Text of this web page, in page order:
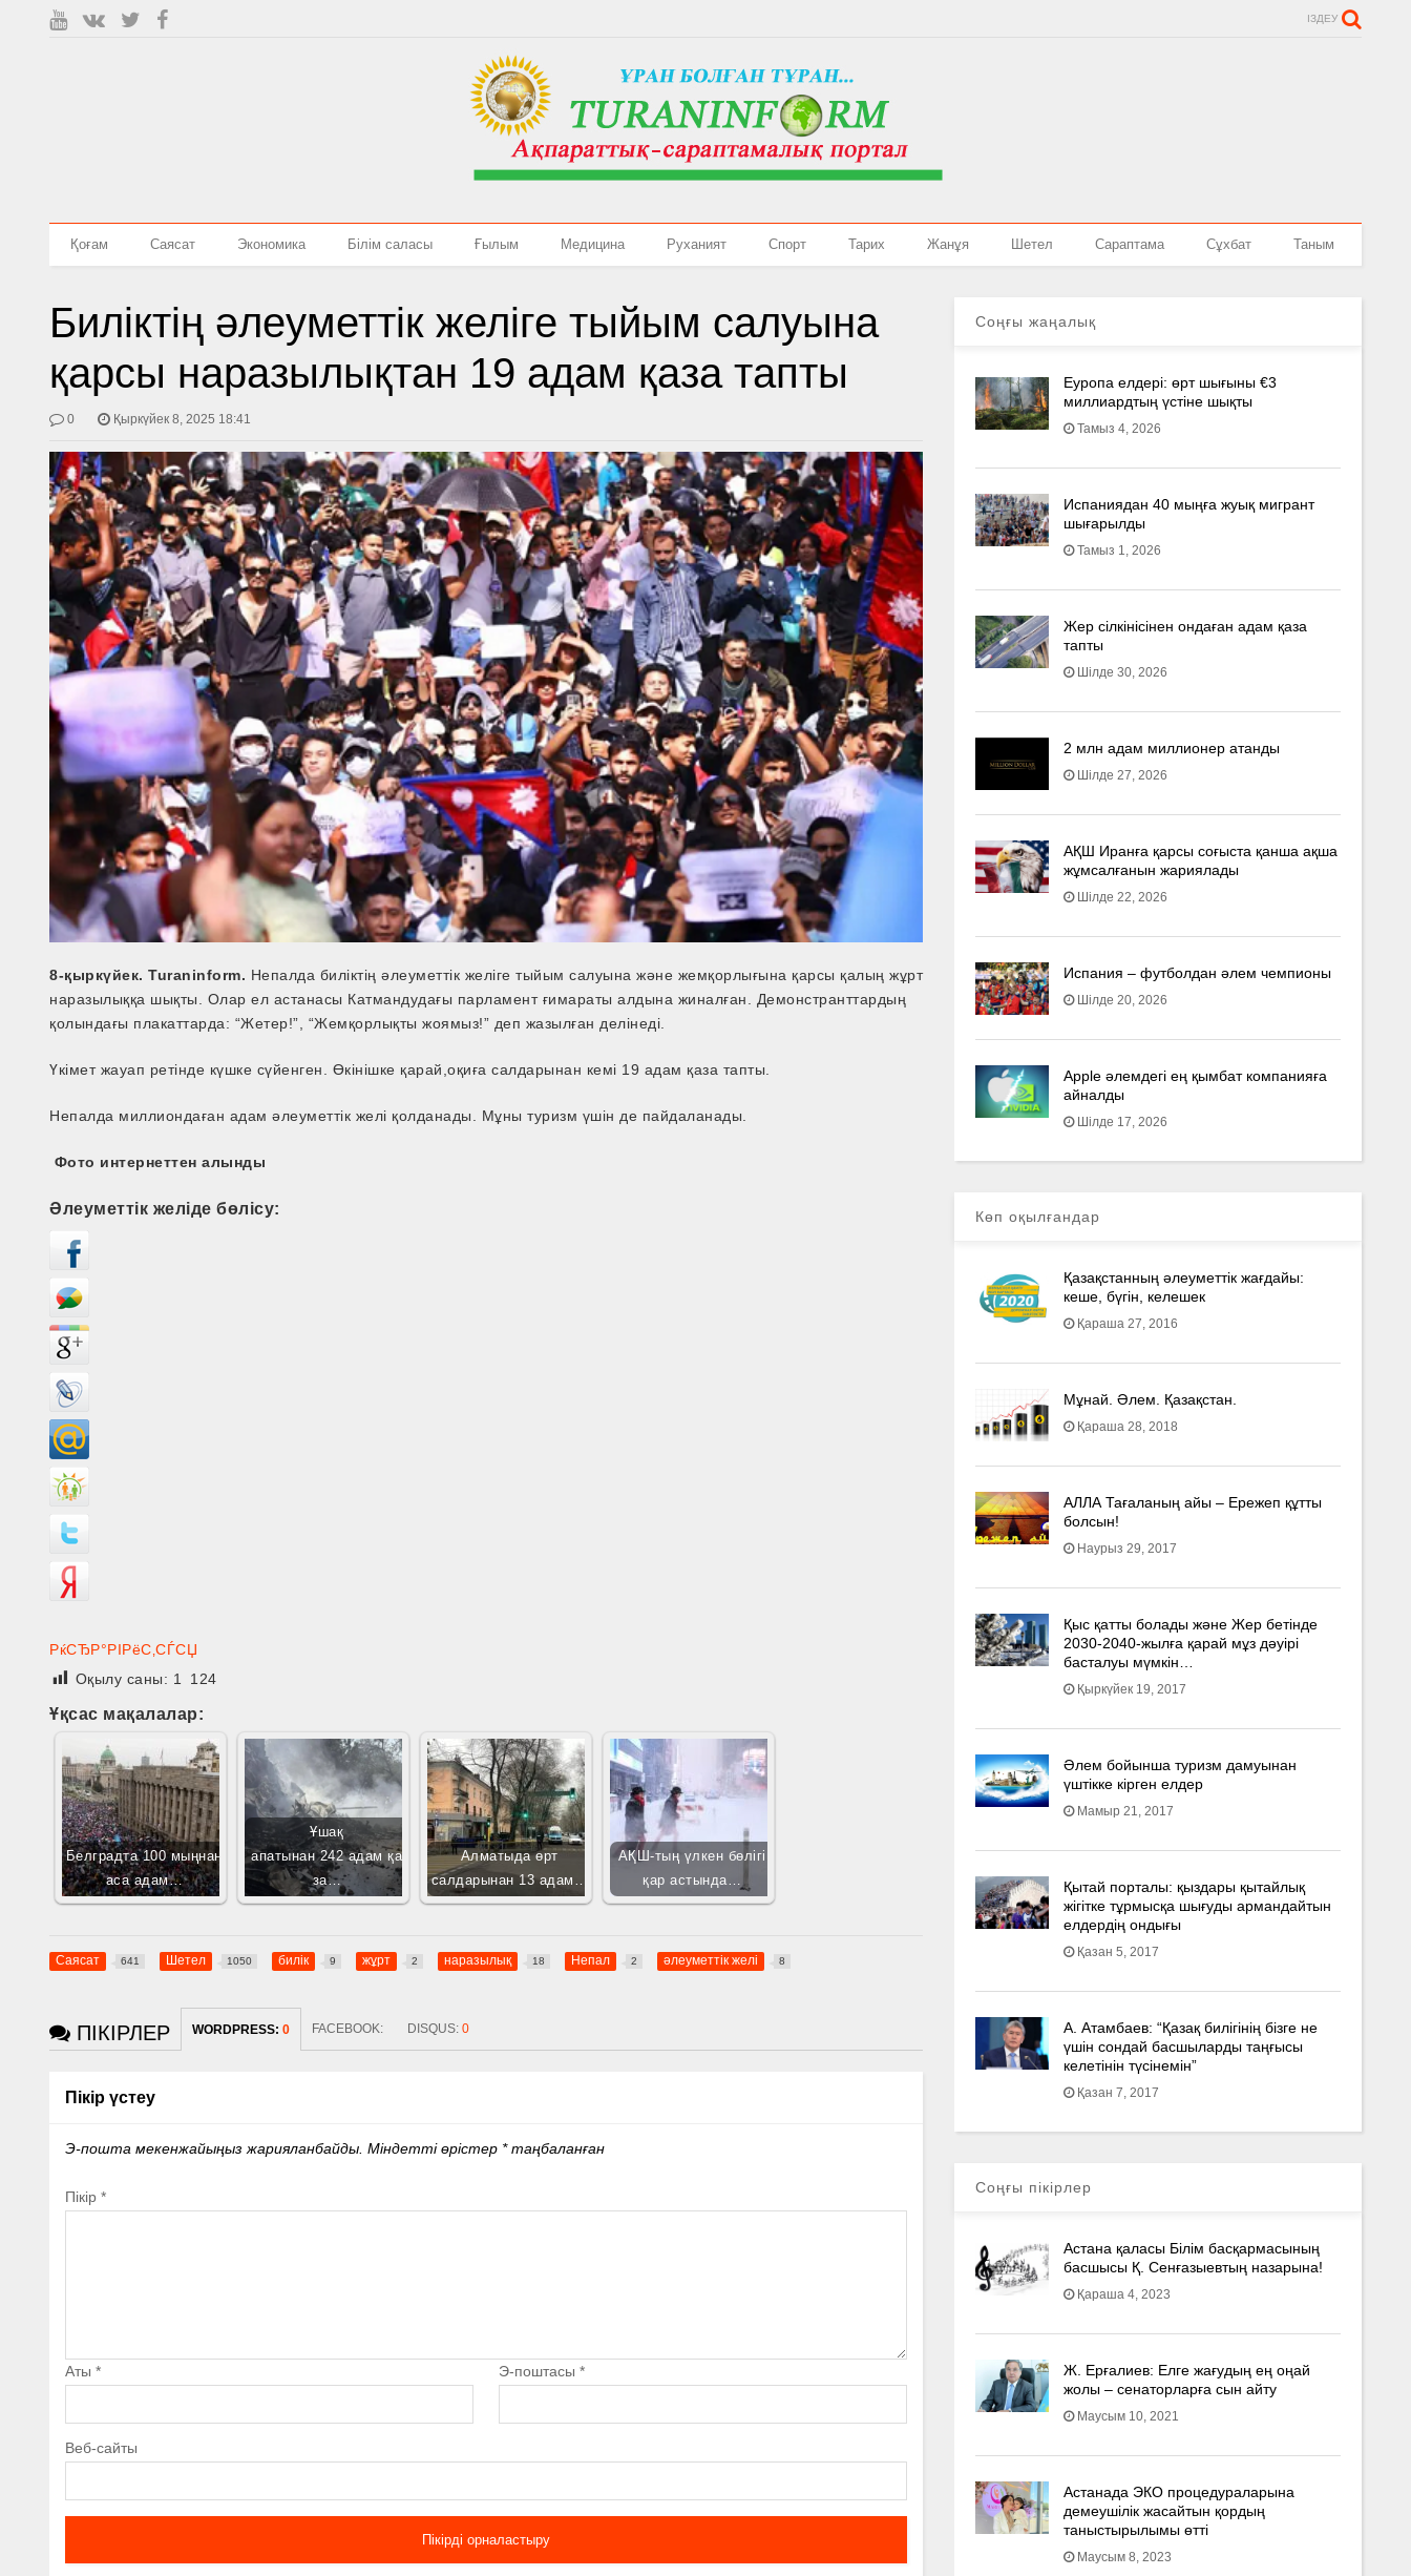
ІЗДЕУ
Қоғам Саясат Экономика Білім саласы Ғылым Медицина Руханият Спорт Тарих Жанұя Шетел Сараптама Сұхбат Таным
Биліктің әлеуметтік желіге тыйым салуына
қарсы наразылықтан 19 адам қаза тапты
0 Қыркүйек 8, 2025 18:41
8-қыркүйек. Turaninform. Непалда биліктің әлеуметтік желіге тыйым салуына және жемқорлығына қарсы қалың жұрт
наразылыққа шықты. Олар ел астанасы Катмандудағы парламент ғимараты алдына жиналған. Демонстранттардың
қолындағы плакаттарда: “Жетер!”, “Жемқорлықты жоямыз!” деп жазылған делінеді.
Үкімет жауап ретінде күшке сүйенген. Өкінішке қарай,оқиға салдарынан кемі 19 адам қаза тапты.
Непалда миллиондаған адам әлеуметтік желі қолданады. Мұны туризм үшін де пайдаланады.
Фото интернеттен алынды
Әлеуметтік желіде бөлісу:
РќСЂР°РІРёС‚СЃСЏ
Оқылу саны: 1 124
Ұқсас мақалалар:
Белградта 100 мыңнан
аса адам…
Ұшақ
апатынан 242 адам қа
за…
Алматыда өрт
салдарынан 13 адам…
АҚШ-тың үлкен бөлігі
қар астында…
Саясат 641 Шетел 1050 билік 9 жұрт 2 наразылық 18 Непал 2 әлеуметтік желі 8
ПІКІРЛЕР WORDPRESS:0 FACEBOOK: DISQUS:0
Пікір үстеу
Э-пошта мекенжайыңыз жарияланбайды.Міндетті өрістер *таңбаланған
Пікір*
Аты* Э-поштасы*
Веб-сайты
Соңғы жаңалық
Еуропа елдері: өрт шығыны €3
миллиардтың үстіне шықты
Тамыз 4, 2026
Испаниядан 40 мыңға жуық мигрант
шығарылды
Тамыз 1, 2026
Жер сілкінісінен ондаған адам қаза
тапты
Шілде 30, 2026
2 млн адам миллионер атанды
Шілде 27, 2026
АҚШ Иранға қарсы соғыста қанша ақша
жұмсалғанын жариялады
Шілде 22, 2026
Испания – футболдан әлем чемпионы
Шілде 20, 2026
Apple әлемдегі ең қымбат компанияға
айналды
Шілде 17, 2026
Көп оқылғандар
Қазақстанның әлеуметтік жағдайы:
кеше, бүгін, келешек
Қараша 27, 2016
Мұнай. Әлем. Қазақстан.
Қараша 28, 2018
АЛЛА Тағаланың айы – Ережеп құтты
болсын!
Наурыз 29, 2017
Қыс қатты болады және Жер бетінде
2030-2040­-жылға қарай мұз дәуірі
басталуы мүмкін…
Қыркүйек 19, 2017
Әлем бойынша туризм дамуынан
үштікке кірген елдер
Мамыр 21, 2017
Қытай порталы: қыздары қытайлық
жігітке тұрмысқа шығуды армандайтын
елдердің ондығы
Қазан 5, 2017
А. Атамбаев: “Қазақ билігінің бізге не
үшін сондай басшыларды таңғысы
келетінін түсінемін”
Қазан 7, 2017
Соңғы пікірлер
Астана қаласы Білім басқармасының
басшысы Қ. Сенғазыевтың назарына!
Қараша 4, 2023
Ж. Ерғалиев: Елге жағудың ең оңай
жолы – сенаторларға сын айту
Маусым 10, 2021
Астанада ЭКО процедураларына
демеушілік жасайтын қордың
таныстырылымы өтті
Маусым 8, 2023